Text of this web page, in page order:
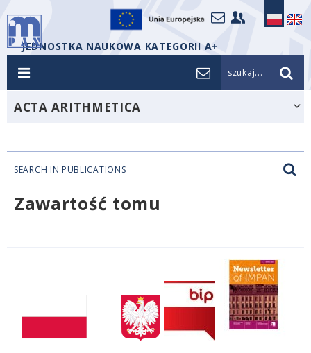
JEDNOSTKA NAUKOWA KATEGORII A+
szukaj...
ACTA ARITHMETICA
SEARCH IN PUBLICATIONS
Zawartość tomu